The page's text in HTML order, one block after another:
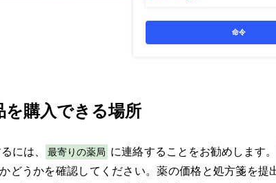
命令
購入できる場所
には、 最寄りの薬局 に連絡することをお勧めします。
どうかを確認してください。薬の価格と処方箋を提